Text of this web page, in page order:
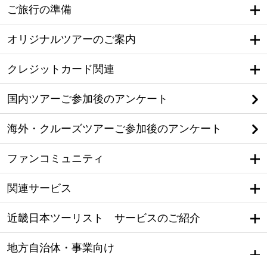
ご旅行の準備
オリジナルツアーのご案内
クレジットカード関連
国内ツアーご参加後のアンケート
海外・クルーズツアーご参加後のアンケート
ファンコミュニティ
関連サービス
近畿日本ツーリスト サービスのご紹介
地方自治体・事業向け